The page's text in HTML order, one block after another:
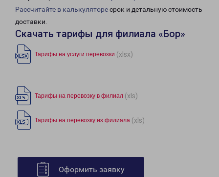
Рассчитайте в калькуляторесрок и детальную стоимость
доставки.
Скачать тарифы для филиала «Бор»
Тарифы на услуги перевозки (xlsx)
Тарифы на перевозку в филиал (xls)
Тарифы на перевозку из филиала (xls)
Оформить заявку